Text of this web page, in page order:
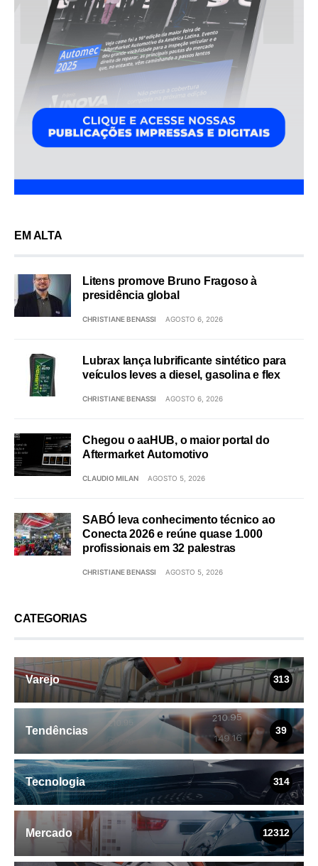
EM ALTA
Litens promove Bruno Fragoso à
presidência global
CHRISTIANE BENASSI AGOSTO 6, 2026
Lubrax lança lubrificante sintético para
veículos leves a diesel, gasolina e flex
CHRISTIANE BENASSI AGOSTO 6, 2026
Chegou o aaHUB, o maior portal do
Aftermarket Automotivo
CLAUDIO MILAN AGOSTO 5, 2026
SABÓ leva conhecimento técnico ao
Conecta 2026 e reúne quase 1.000
profissionais em 32 palestras
CHRISTIANE BENASSI AGOSTO 5, 2026
CATEGORIAS
Varejo 313
Tendências 39
Tecnologia 314
Mercado 12312